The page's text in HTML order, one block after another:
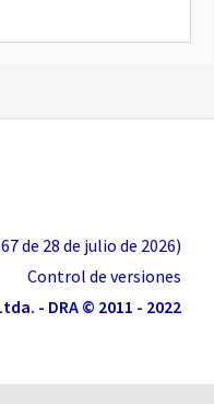
será
del
proteger y
de 28 de julio de 2026)
Control de versiones
- DRA © 2011 - 2022